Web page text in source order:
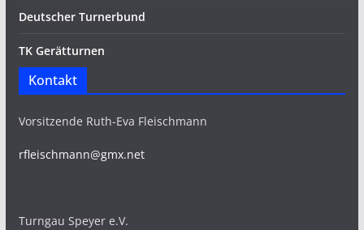
Deutscher Turnerbund
TK Gerätturnen
Kontakt
Vorsitzende Ruth-Eva Fleischmann
rfleischmann@gmx.net
Turngau Speyer e.V.